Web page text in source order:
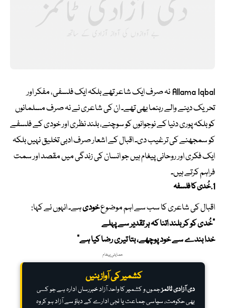
Allama Iqbal نہ صرف ایک شاعر تھے بلکہ ایک فلسفی، مفکر اور
تحریک دینے والے رہنما بھی تھے۔ ان کی شاعری نے نہ صرف مسلمانوں
کو بلکہ پوری دنیا کے نوجوانوں کو سوچنے، بلند نظری اور خودی کے فلسفے
کو سمجھنے کی ترغیب دی۔ اقبال کے اشعار صرف ادبی تخلیق نہیں بلکہ
ایک فکری اور روحانی پیغام ہیں جو انسان کی زندگی میں مقصد اور سمت
فراہم کرتے ہیں۔
1. خُدی کا فلسفہ
اقبال کی شاعری کا سب سے اہم موضوعخودیہے۔ انہوں نے کہا:
“خُدی کو کر بلند اتنا کہ ہر تقدیر سے پہلے
خدا بندے سے خود پوچھے، بتا تیری رضا کیا ہے”
حمایتی پیغام
کشمیر کی آواز بنیں
دی آزادی ٹائمزجموں و کشمیر کا واحد آزاد خبررساں ادارہ ہے جو کسی
بھی حکومت، سیاسی جماعت یا نجی ادارے کے دباؤ سے آزاد ہو کر وہ